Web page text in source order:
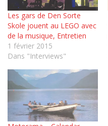
Les gars de Den Sorte
Skole jouent au LEGO avec
de la musique, Entretien
1 février 2015
Dans "Interviews"